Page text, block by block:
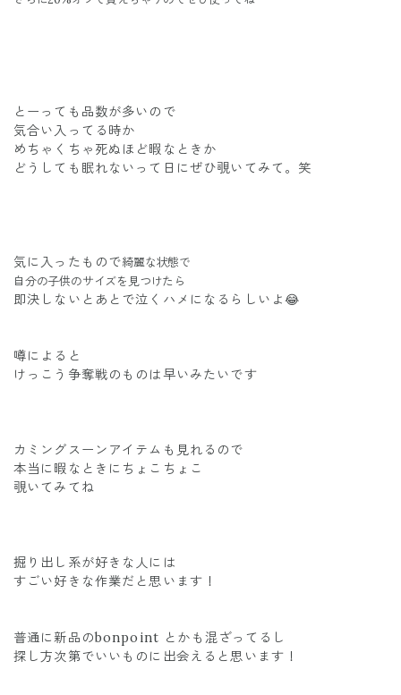
とーっても品数が多いので
気合い入ってる時か
めちゃくちゃ死ぬほど暇なときか
どうしても眠れないって日にぜひ覗いてみて。笑
気に入ったもので綺麗な状態で
自分の子供のサイズを見つけたら
即決しないとあとで泣くハメになるらしいよ😂
噂によると
けっこう争奪戦のものは早いみたいです
カミングスーンアイテムも見れるので
本当に暇なときにちょこちょこ
覗いてみてね
掘り出し系が好きな人には
すごい好きな作業だと思います！
普通に新品のbonpoint とかも混ざってるし
探し方次第でいいものに出会えると思います！